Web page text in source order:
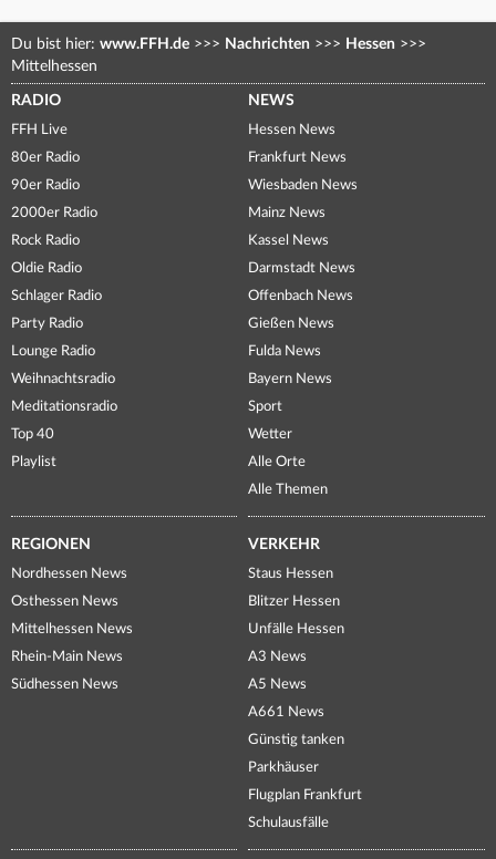
Du bist hier: www.FFH.de >>> Nachrichten >>> Hessen >>>
Mittelhessen
RADIO
FFH Live
80er Radio
90er Radio
2000er Radio
Rock Radio
Oldie Radio
Schlager Radio
Party Radio
Lounge Radio
Weihnachtsradio
Meditationsradio
Top 40
Playlist
NEWS
Hessen News
Frankfurt News
Wiesbaden News
Mainz News
Kassel News
Darmstadt News
Offenbach News
Gießen News
Fulda News
Bayern News
Sport
Wetter
Alle Orte
Alle Themen
REGIONEN
Nordhessen News
Osthessen News
Mittelhessen News
Rhein-Main News
Südhessen News
VERKEHR
Staus Hessen
Blitzer Hessen
Unfälle Hessen
A3 News
A5 News
A661 News
Günstig tanken
Parkhäuser
Flugplan Frankfurt
Schulausfälle